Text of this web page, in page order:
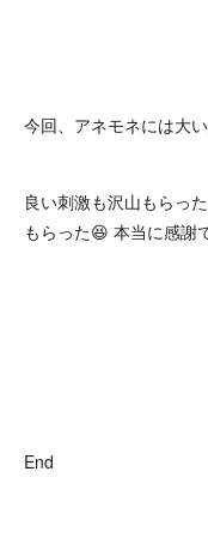
今回、アネモネには大
良い刺激も沢山もらっ
もらった😆 本当に感謝
End